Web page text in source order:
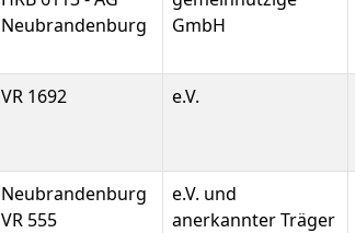
Neubrandenburg
GmbH
VR 1692 e.V.
Neubrandenburg
VR 555
e.V. und
anerkannter Träger